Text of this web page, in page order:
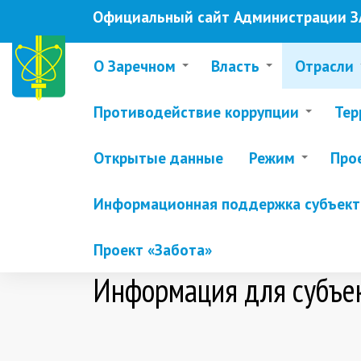
основному
содержанию
Официальный сайт Администрации
О Заречном Власть Отрасли
Противодействие коррупции
Открытые данные Режим
Информационная поддержка
Проект «Забота»
Информация для